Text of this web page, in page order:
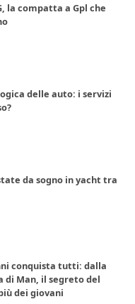
la compatta a Gpl che
delle auto: i servizi
da sogno in yacht tra
conquista tutti: dalla
di Man, il segreto del
dei giovani